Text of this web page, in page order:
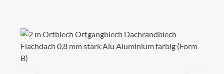
Bildergalerie überspringen